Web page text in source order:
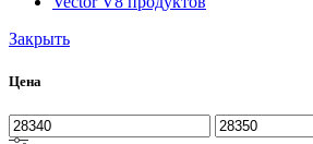
Закрыть
Цена